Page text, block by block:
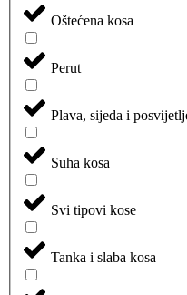
Oštećena kosa
Perut
Plava, sijeda i
Suha kosa
Svi tipovi kose
Tanka i slaba kosa